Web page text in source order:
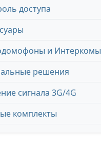
доступа
и Интеркомы
решения
сигнала 3G/4G
комплекты